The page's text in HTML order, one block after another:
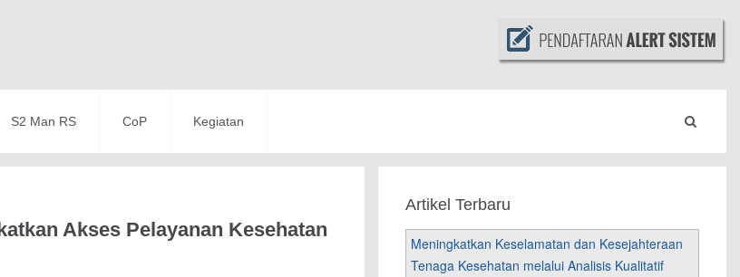
S2 Man RS CoP Kegiatan
Akses Pelayanan Kesehatan
Artikel Terbaru
Meningkatkan Keselamatan dan Kesejahteraan
Tenaga Kesehatan melalui Analisis Kualitatif